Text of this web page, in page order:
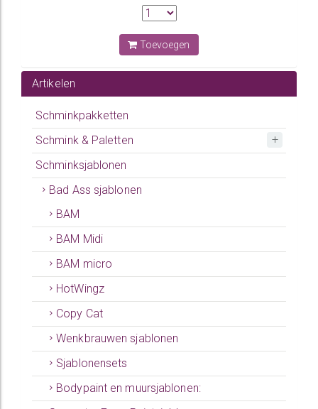
Toevoegen
Artikelen
Schminkpakketten
Schmink & Paletten
Schminksjablonen
Bad Ass sjablonen
BAM
BAM Midi
BAM micro
HotWingz
Copy Cat
Wenkbrauwen sjablonen
Sjablonensets
Bodypaint en muursjablonen: